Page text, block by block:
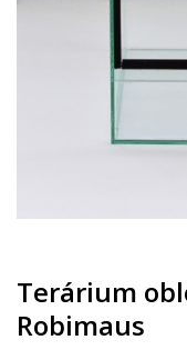
Terárium
Robimaus